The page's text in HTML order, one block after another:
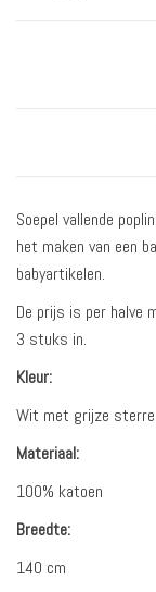
Soepel vallende
het maken van een
babyartikelen.
De prijs is per halve
3 stuks in.
Kleur:
Wit met grijze
Materiaal:
100% katoen
Breedte:
140 cm